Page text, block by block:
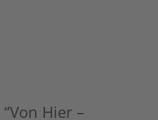
Hier –